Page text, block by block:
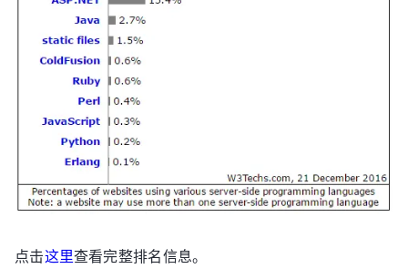
点击这里查看完整排名信息。